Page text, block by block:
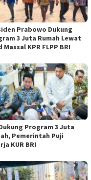
Prabowo Dukung
3 Juta Rumah Lewat
Massal KPR FLPP BRI
Program 3 Juta
Pemerintah Puji
KUR BRI